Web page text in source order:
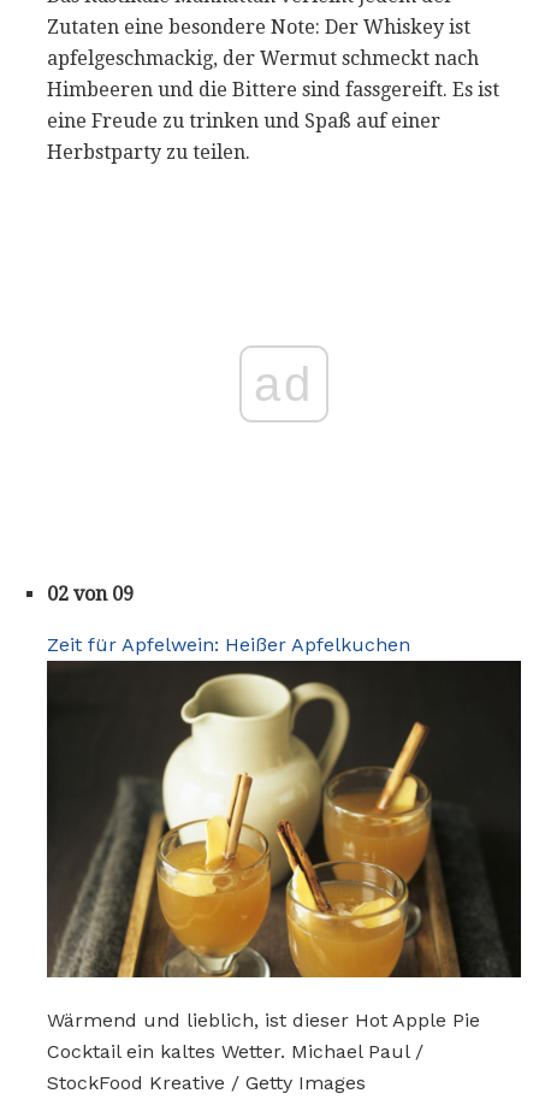
Zutaten eine besondere Note: Der Whiskey ist
apfelgeschmackig, der Wermut schmeckt nach
Himbeeren und die Bittere sind fassgereift. Es ist
eine Freude zu trinken und Spaß auf einer
Herbstparty zu teilen.
ad
02 von 09
Zeit für Apfelwein: Heißer Apfelkuchen
Wärmend und lieblich, ist dieser Hot Apple Pie
Cocktail ein kaltes Wetter. Michael Paul /
StockFood Kreative / Getty Images